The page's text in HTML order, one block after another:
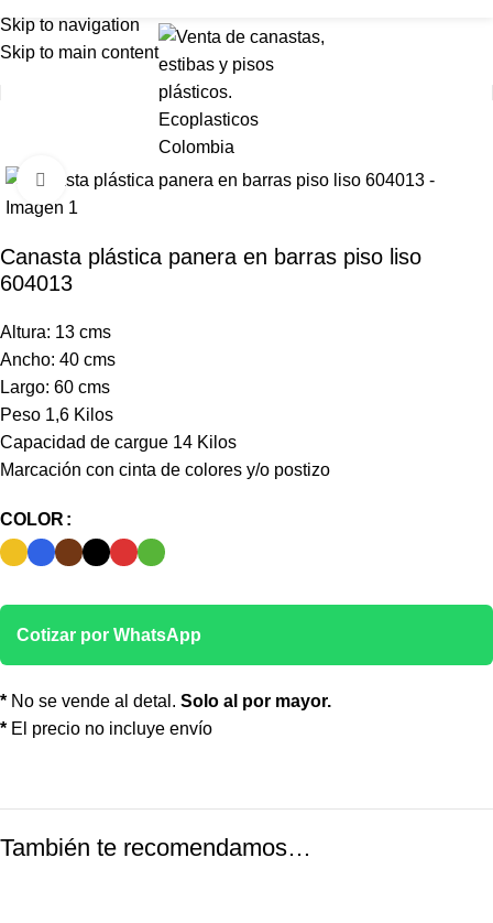
Skip to navigation
Skip to main content
Venta mínima en Bogotá de 30 unidades. 100
Click para agrandar
Canasta plástica panera en barras piso liso
604013
Altura: 13 cms
Ancho: 40 cms
Largo: 60 cms
Peso 1,6 Kilos
Capacidad de cargue 14 Kilos
Marcación con cinta de colores y/o postizo
COLOR
Cotizar por WhatsApp
* No se vende al detal. Solo al por mayor.
* El precio no incluye envío
También te recomendamos…